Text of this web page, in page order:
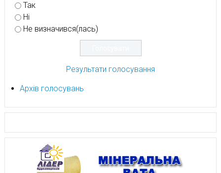
Так
Ні
Не визначився(лась)
Результати голосування
Архів голосувань